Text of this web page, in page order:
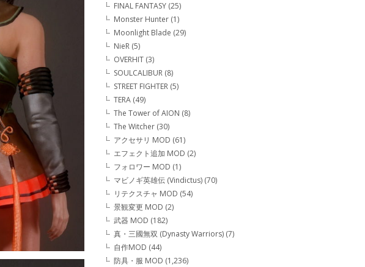
FINAL FANTASY (25)
Monster Hunter (1)
Moonlight Blade (29)
NieR (5)
OVERHIT (3)
SOULCALIBUR (8)
STREET FIGHTER (5)
TERA (49)
The Tower of AION (8)
The Witcher (30)
アクセサリ MOD (61)
エフェクト追加 MOD (2)
フォロワー MOD (1)
マビノギ英雄伝 (Vindictus) (70)
リテクスチャ MOD (54)
景観変更 MOD (2)
武器 MOD (182)
真・三國無双 (Dynasty Warriors) (7)
自作MOD (44)
防具・服 MOD (1,236)